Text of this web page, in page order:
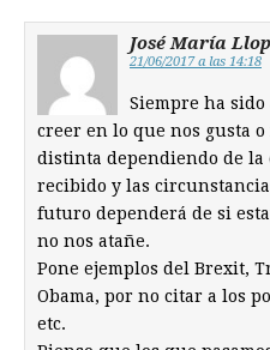
José María
21/06/2017 a las 14:18
Siempre ha
creer en lo que nos gusta
distinta dependiendo de la
recibido y las
futuro dependerá de si
no nos atañe.
Pone ejemplos del Brexit,
Obama, por no citar a los
etc.